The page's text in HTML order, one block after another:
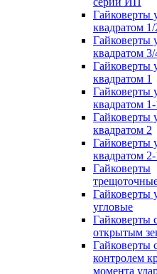
Гайковерты
квадратом 1/
Гайковерты
квадратом 3/
Гайковерты
квадратом 1
Гайковерты
квадратом
Гайковерты
квадратом 2
Гайковерты
квадратом
Гайковерты
Гайковерты
угловые
Гайковерты
открытым
Гайковерты
контролем
момента